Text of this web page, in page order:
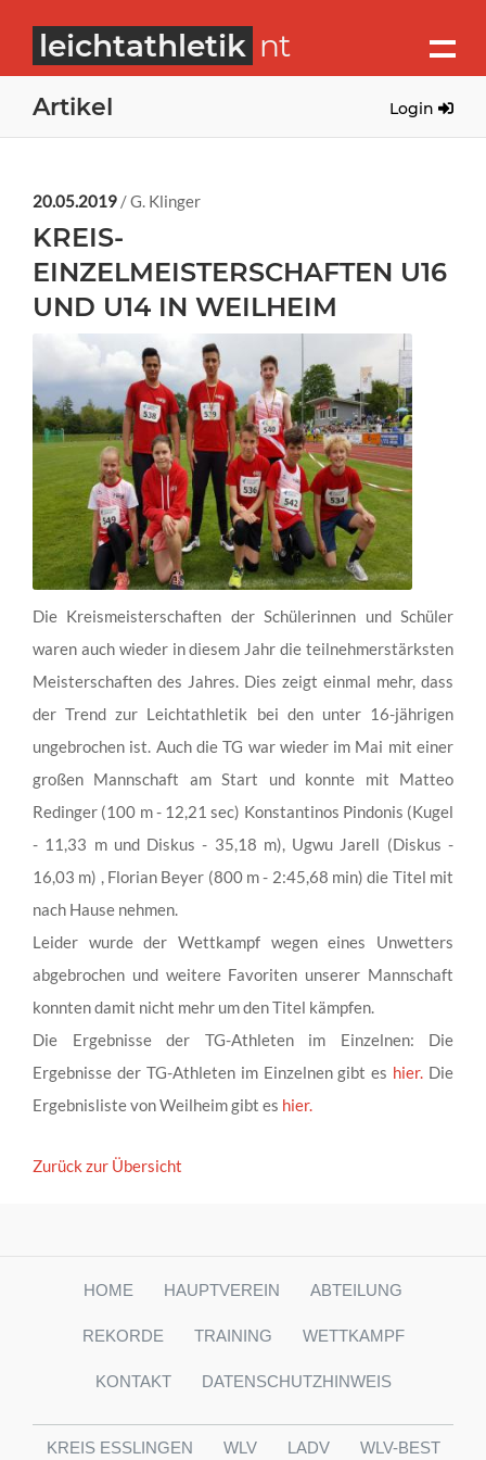
leichtathletik nt
Artikel Login
20.05.2019 / G. Klinger
KREIS-
EINZELMEISTERSCHAFTEN U16
UND U14 IN WEILHEIM
Die Kreismeisterschaften der Schülerinnen und Schüler
waren auch wieder in diesem Jahr die teilnehmerstärksten
Meisterschaften des Jahres. Dies zeigt einmal mehr, dass
der Trend zur Leichtathletik bei den unter 16-jährigen
ungebrochen ist. Auch die TG war wieder im Mai mit einer
großen Mannschaft am Start und konnte mit Matteo
Redinger (100 m - 12,21 sec) Konstantinos Pindonis (Kugel
- 11,33 m und Diskus - 35,18 m), Ugwu Jarell (Diskus -
16,03 m) , Florian Beyer (800 m - 2:45,68 min) die Titel mit
nach Hause nehmen.
Leider wurde der Wettkampf wegen eines Unwetters
abgebrochen und weitere Favoriten unserer Mannschaft
konnten damit nicht mehr um den Titel kämpfen.
Die Ergebnisse der TG-Athleten im Einzelnen: Die
Ergebnisse der TG-Athleten im Einzelnen gibt es hier. Die
Ergebnisliste von Weilheim gibt es hier.
Zurück zur Übersicht
HOME HAUPTVEREIN ABTEILUNG
REKORDE TRAINING WETTKAMPF
KONTAKT DATENSCHUTZHINWEIS
KREIS ESSLINGEN WLV LADV WLV-BEST